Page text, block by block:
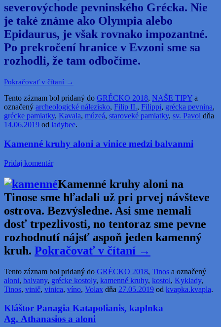
severovýchode pevninského Grécka. Nie
je také známe ako Olympia alebo
Epidaurus, je však rovnako impozantné.
Po prekročení hranice v Evzoni sme sa
rozhodli, že tam odbočíme.
Pokračovať v čítaní →
Tento záznam bol pridaný do GRÉCKO 2018, NAŠE TIPY a
označený archeologické nálezisko, Filip II., Filippi, grécka pevnina,
grécke pamiatky, Kavala, múzeá, staroveké pamiatky, sv. Pavol dňa
14.06.2019 od ladybee.
Kamenné kruhy aloni a vinice medzi balvanmi
Pridaj komentár
Kamenné kruhy aloni na
Tinose sme hľadali už pri prvej návšteve
ostrova. Bezvýsledne. Asi sme nemali
dosť trpezlivosti, no tentoraz sme pevne
rozhodnutí nájsť aspoň jeden kamenný
kruh. Pokračovať v čítaní →
Tento záznam bol pridaný do GRÉCKO 2018, Tinos a označený
aloni, balvany, grécke kostoly, kamenné kruhy, kostol, Kyklady,
Tinos, vinič, vinica, víno, Volax dňa 27.05.2019 od kvapka.kvapla.
Kláštor Panagia Katapolianis, kaplnka
Ag. Athanasios a aloni